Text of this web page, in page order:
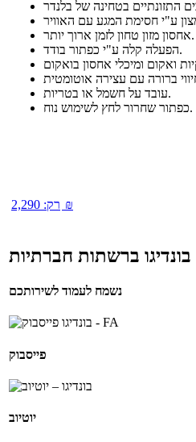
אחסון מזון טחון לזמן ארוך יותר.
הפעלה קלה ע"י כפתור בודד.
עובד על חשמל או בטריות.
כפתור שחרור לחץ לשימוש נוח.
רק: 2,290 ₪
בונדיגו ברשתות חברתיות
נשמח לעמוד לשירותכם
פייסבוק
יוטיוב